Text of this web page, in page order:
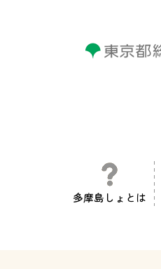
多摩島しょとは